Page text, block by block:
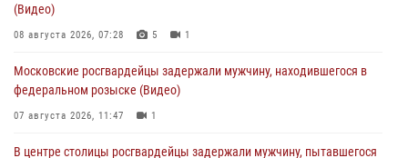
(Видео)
08 августа 2026, 07:28 5 1
Московские росгвардейцы задержали мужчину, находившегося в
федеральном розыске (Видео)
07 августа 2026, 11:47 1
В центре столицы росгвардейцы задержали мужчину, пытавшегося